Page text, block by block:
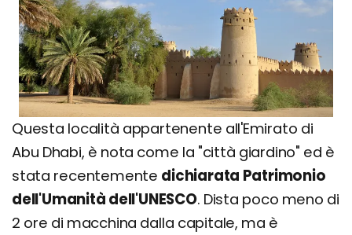
Questa località appartenente all'Emirato di
Abu Dhabi, è nota come la "città giardino" ed è
stata recentemente dichiarata Patrimonio
dell'Umanità dell'UNESCO. Dista poco meno di
2 ore di macchina dalla capitale, ma è